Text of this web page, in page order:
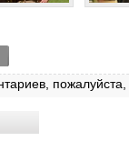
пожалуйста,